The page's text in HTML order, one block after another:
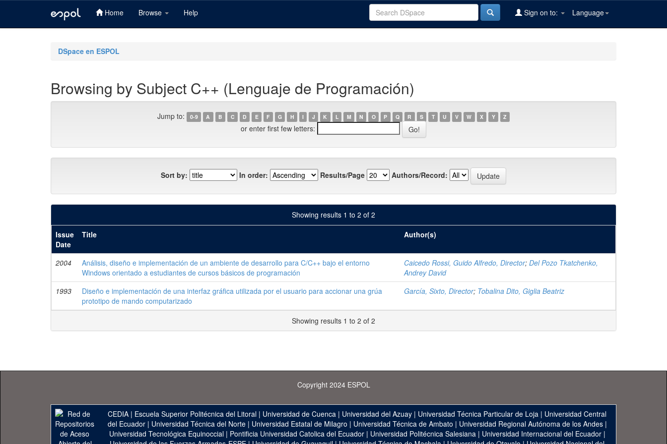
Home Browse Help Language
Sign on to:
DSpace en ESPOL
Browsing by Subject C++ (Lenguaje de Programación)
Jump to: 0-9 A B C D E F G H I J K L M N O P Q R S T U V W X Y Z
or enter first few letters:
Sort by: In order: Results/Page Authors/Record:
Showing results 1 to 2 of 2
Issue
Date
Title Author(s)
2004
Análisis, diseño e implementación de un ambiente de desarrollo para C/C++ bajo el entorno
Windows orientado a estudiantes de cursos básicos de programación
Caicedo Rossi, Guido Alfredo, Director; Del Pozo Tkatchenko,
Andrey David
1993
Diseño e implementación de una interfaz gráfica utilizada por el usuario para accionar una grúa
prototipo de mando computarizado
García, Sixto, Director; Tobalina Dito, Giglia Beatriz
Showing results 1 to 2 of 2
Copyright 2024 ESPOL
CEDIA | Escuela Superior Politécnica del Litoral | Universidad de Cuenca | Universidad del Azuay | Universidad Técnica Particular de Loja | Universidad Central
del Ecuador| Universidad Técnica del Norte| Universidad Estatal de Milagro | Universidad Técnica de Ambato | Universidad Regional Autónoma de los Andes|
Universidad Tecnológica Equinoccial| Pontificia Universidad Catolica del Ecuador| Universidad Politécnica Salesiana| Universidad Internacional del Ecuador|